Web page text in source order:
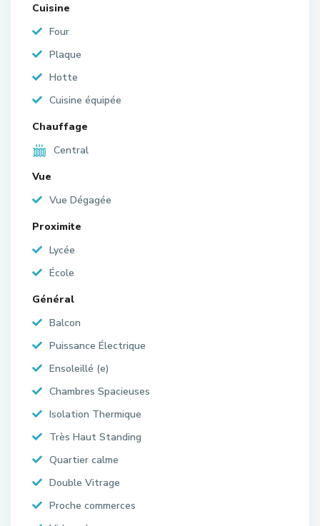
Cuisine
Four
Plaque
Hotte
Cuisine équipée
Chauffage
Central
Vue
Vue Dégagée
Proximite
Lycée
École
Général
Balcon
Puissance Électrique
Ensoleillé (e)
Chambres Spacieuses
Isolation Thermique
Très Haut Standing
Quartier calme
Double Vitrage
Proche commerces